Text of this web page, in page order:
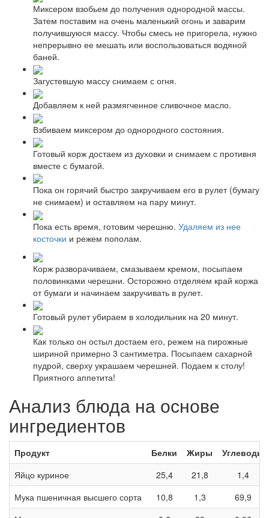
Миксером взобьем до получения однородной массы.
Затем поставим на очень маленький огонь и заварим
получившуюся массу. Чтобы смесь не пригорела, нужно
непрерывно ее мешать или воспользоваться водяной
баней.
Загустевшую массу снимаем с огня.
Добавляем к ней размягченное сливочное масло.
Взбиваем миксером до однородного состояния.
Готовый корж достаем из духовки и снимаем с противня
вместе с бумагой.
Пока он горячий быстро закручиваем его в рулет (бумагу
не снимаем) и оставляем на пару минут.
Пока есть время, готовим черешню. Удаляем из нее
косточки и режем пополам.
Корж разворачиваем, смазываем кремом, посыпаем
половинками черешни. Осторожно отделяем край коржа
от бумаги и начинаем закручивать в рулет.
Готовый рулет убираем в холодильник на 20 минут.
Как только он остыл достаем его, режем на пирожные
шириной примерно 3 сантиметра. Посыпаем сахарной
пудрой, сверху украшаем черешней. Подаем к столу!
Приятного аппетита!
Анализ блюда на основе
ингредиентов
Продукт Белки Жиры
Углеводы
Яйцо куриное
25,4 21,8
1,4
Мука пшеничная высшего сорта
10,8 1,3
69,9